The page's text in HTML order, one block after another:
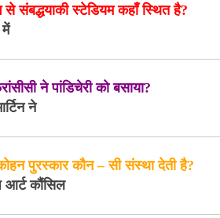
से संबद्धयाकी स्टेडियम कहाँ स्थित है?
में
ने पांडिचेरी को बसाया?
ने
पुरस्कार कौन – सी संस्था देती है?
आर्ट कौंसिल